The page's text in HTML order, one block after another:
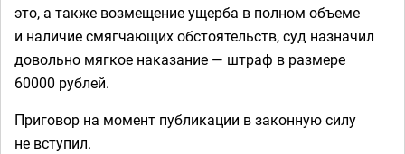
это, а также возмещение ущерба в полном объеме
и наличие смягчающих обстоятельств, суд назначил
довольно мягкое наказание — штраф в размере
60000 рублей.
Приговор на момент публикации в законную силу
не вступил.